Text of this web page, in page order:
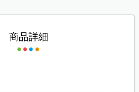
商品詳細